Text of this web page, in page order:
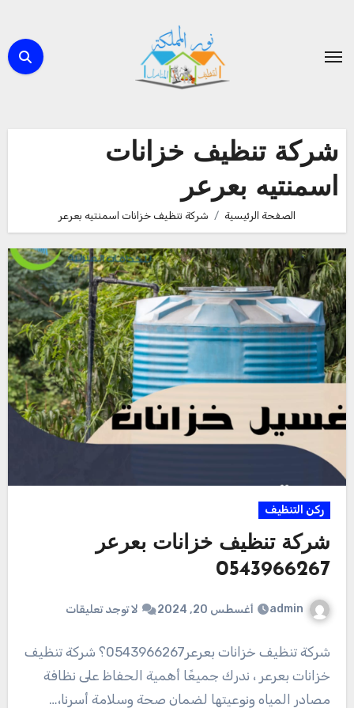
المحتوى
شركة تنظيف خزانات
اسمنتيه بعرعر
الصفحة الرئيسية شركة تنظيف خزانات اسمنتيه بعرعر
ركن التنظيف
شركة تنظيف خزانات بعرعر
0543966267
admin أغسطس 20, 2024 لا توجد تعليقات
شركة تنظيف خزانات بعرعر0543966267؟ شركة تنظيف
خزانات بعرعر ، ندرك جميعًا أهمية الحفاظ على نظافة
مصادر المياه ونوعيتها لضمان صحة وسلامة أسرنا،…